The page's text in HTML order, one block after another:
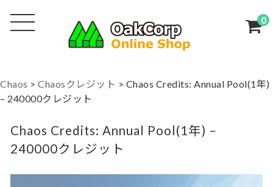
0
Chaos > Chaosクレジット > Chaos Credits: Annual Pool(1年)
– 240000クレジット
Chaos Credits: Annual Pool(1年) –
240000クレジット